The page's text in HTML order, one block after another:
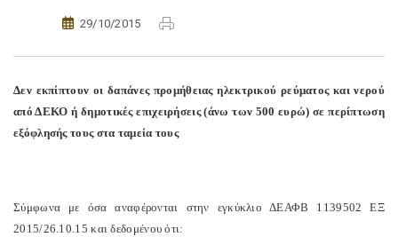
29/10/2015
Δεν εκπίπτουν οι δαπάνες προμήθειας ηλεκτρικού ρεύματος και νερού
από ΔΕΚΟ ή δημοτικές επιχειρήσεις (άνω των 500 ευρώ) σε περίπτωση
εξόφλησής τους στα ταμεία τους
Σύμφωνα με όσα αναφέρονται στην εγκύκλιο ΔΕΑΦΒ 1139502 ΕΞ
2015/26.10.15 και δεδομένου ότι: